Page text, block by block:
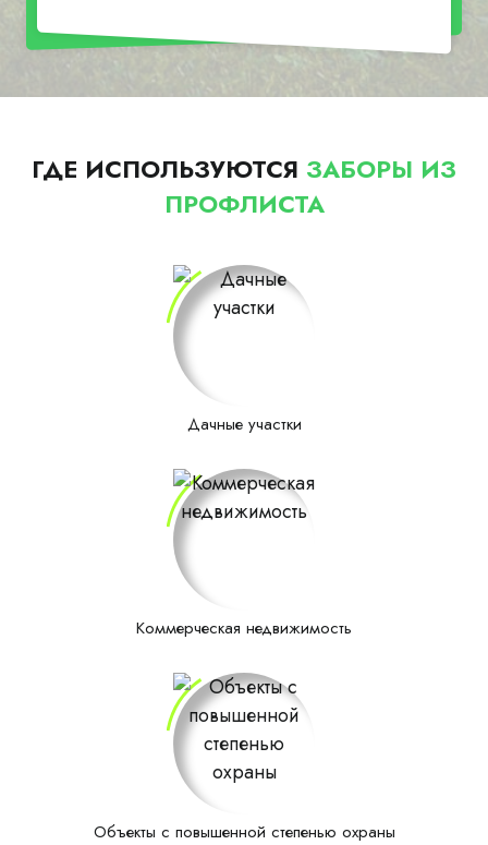
ГДЕ ИСПОЛЬЗУЮТСЯ ЗАБОРЫ ИЗ
ПРОФЛИСТА
Дачные участки
Коммерческая недвижимость
Объекты с повышенной степенью охраны